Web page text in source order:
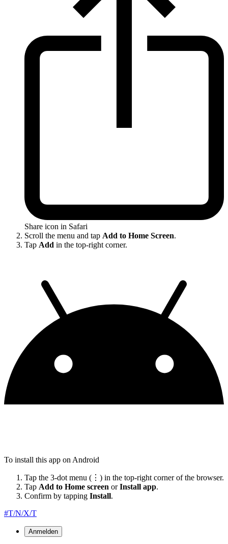
Share icon in Safari
Scroll the menu and tap Add to Home Screen.
Tap Add in the top-right corner.
To install this app on Android
Tap the 3-dot menu (⋮) in the top-right corner of the browser.
Tap Add to Home screen orInstall app.
Confirm by tapping Install.
#T/N/X/T
Anmelden